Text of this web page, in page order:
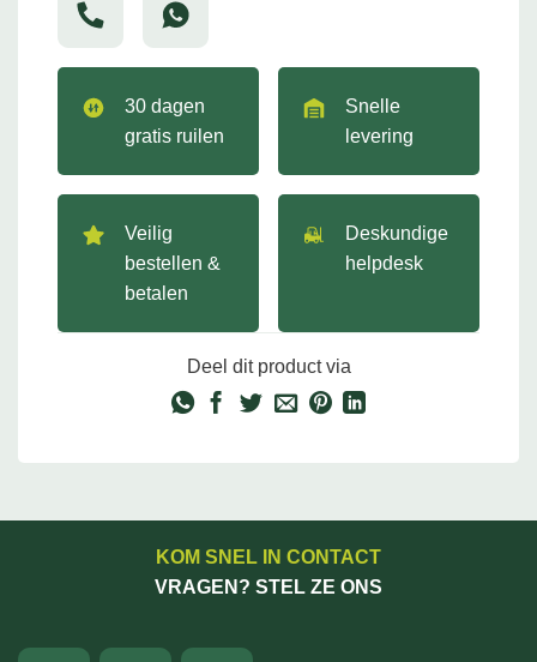
30 dagen
gratis ruilen
Snelle
levering
Veilig
bestellen &
betalen
Deskundige
helpdesk
Deel dit product via
KOM SNEL IN CONTACT
VRAGEN? STEL ZE ONS